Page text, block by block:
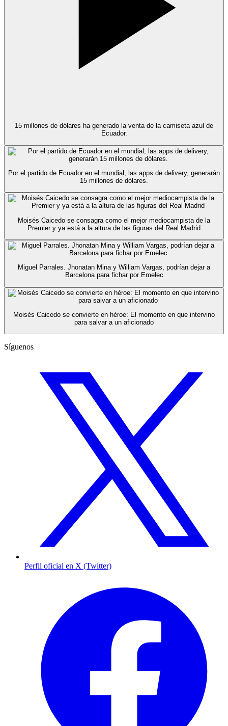
15 millones de dólares ha generado la venta de la camiseta azul de
Ecuador.
Por el partido de Ecuador en el mundial, las apps de delivery, generarán
15 millones de dólares.
Moisés Caicedo se consagra como el mejor mediocampista de la
Premier y ya está a la altura de las figuras del Real Madrid
Miguel Parrales. Jhonatan Mina y William Vargas, podrían dejar a
Barcelona para fichar por Emelec
Moisés Caicedo se convierte en héroe: El momento en que intervino
para salvar a un aficionado
Síguenos
Perfil oficial en X (Twitter)